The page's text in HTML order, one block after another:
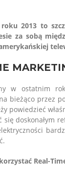
2013 to
za sobą
w ostatnim
bieżąco przez
powiedzieć
się doskonałym
Real-